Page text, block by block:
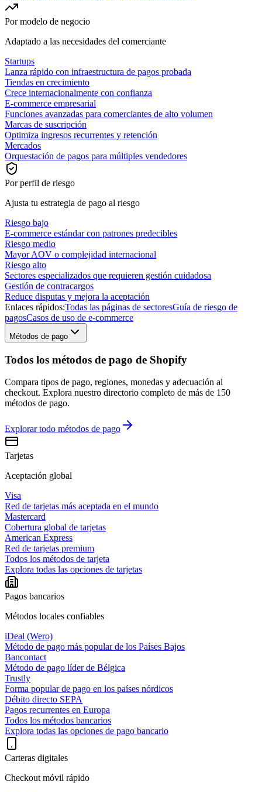
Por modelo de negocio
Adaptado a las necesidades del comerciante
Startups
Lanza rápido con infraestructura de pagos probada
Tiendas en crecimiento
Crece internacionalmente con confianza
E-commerce empresarial
Funciones avanzadas para comerciantes de alto volumen
Marcas de suscripción
Optimiza ingresos recurrentes y retención
Mercados
Orquestación de pagos para múltiples vendedores
Por perfil de riesgo
Ajusta tu estrategia de pago al riesgo
Riesgo bajo
E-commerce estándar con patrones predecibles
Riesgo medio
Mayor AOV o complejidad internacional
Riesgo alto
Sectores especializados que requieren gestión cuidadosa
Gestión de contracargos
Reduce disputas y mejora la aceptación
Enlaces rápidos:Todas las páginas de sectoresGuía de riesgo de
pagosCasos de uso de e-commerce
Métodos de pago
Todos los métodos de pago de Shopify
Compara tipos de pago, regiones, monedas y adecuación al
checkout. Explora nuestro directorio completo de más de 150
métodos de pago.
Explorar todo métodos de pago
Tarjetas
Aceptación global
Visa
Red de tarjetas más aceptada en el mundo
Mastercard
Cobertura global de tarjetas
American Express
Red de tarjetas premium
Todos los métodos de tarjeta
Explora todas las opciones de tarjetas
Pagos bancarios
Métodos locales confiables
iDeal (Wero)
Método de pago más popular de los Países Bajos
Bancontact
Método de pago líder de Bélgica
Trustly
Forma popular de pago en los países nórdicos
Débito directo SEPA
Pagos recurrentes en Europa
Todos los métodos bancarios
Explora todas las opciones de pago bancario
Carteras digitales
Checkout móvil rápido